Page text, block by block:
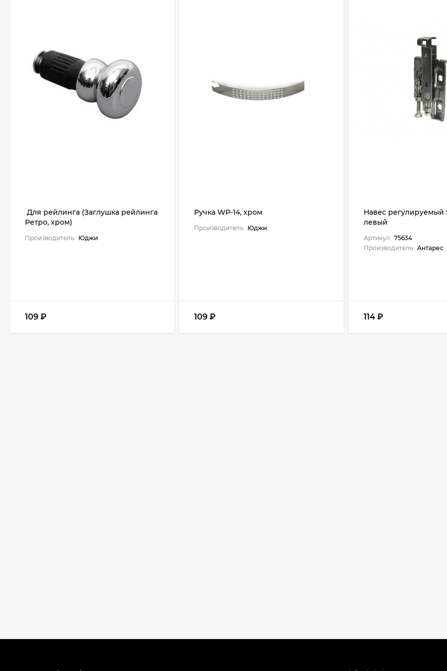
Для рейлинга (Заглушка рейлинга
Ретро, хром)
Производитель: Юджи
109 ₽
Ручка WP-14, хром
Производитель: Юджи
109₽
Навес регулируемый
левый
Артикул: 75634
Производитель: Антарес
114 ₽